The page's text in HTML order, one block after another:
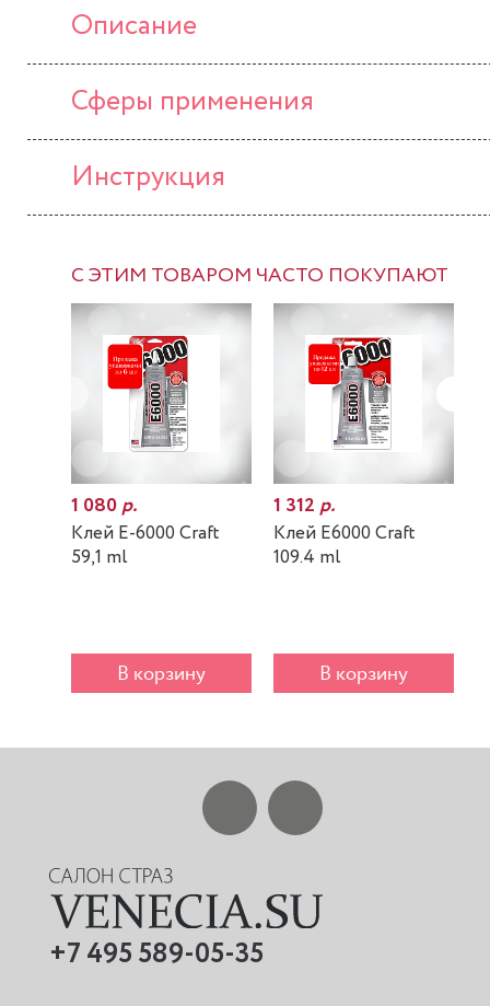
Описание
Сферы применения
Инструкция
С ЭТИМ ТОВАРОМ ЧАСТО ПОКУПАЮТ
1 080р.
Клей E-6000 Craft
59,1 ml
В корзину
1 312р.
Клей E6000 Craft
109.4 ml
В корзину
+7 495 589-05-35